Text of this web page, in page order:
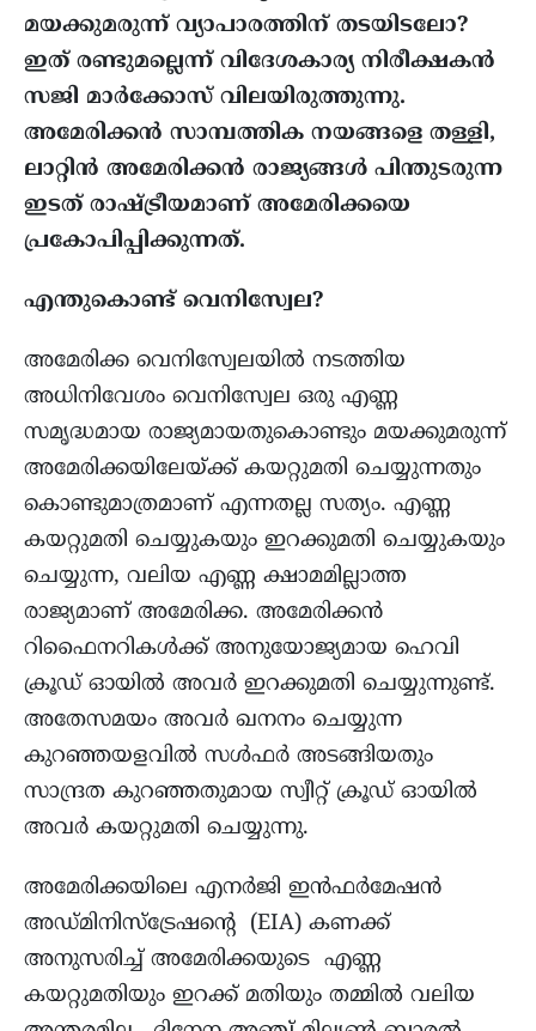
മയക്കുമരുന്ന് വ്യാപാരത്തിന് തടയിടലോ?
ഇത് രണ്ടുമല്ലെന്ന് വിദേശകാര്യ നിരീക്ഷകൻ
സജി മാർക്കോസ് വിലയിരുത്തുന്നു.
അമേരിക്കൻ സാമ്പത്തിക നയങ്ങളെ തള്ളി,
ലാറ്റിൻ അമേരിക്കൻ രാജ്യങ്ങൾ പിന്തുടരുന്ന
ഇടത് രാഷ്ട്രീയമാണ് അമേരിക്കയെ
പ്രകോപിപ്പിക്കുന്നത്.
എന്തുകൊണ്ട് വെനിസ്വേല?
അമേരിക്ക വെനിസ്വേലയിൽ നടത്തിയ
അധിനിവേശം വെനിസ്വേല ഒരു എണ്ണ
സമൃദ്ധമായ രാജ്യമായതുകൊണ്ടും മയക്കുമരുന്ന്
അമേരിക്കയിലേയ്ക്ക് കയറ്റുമതി ചെയ്യുന്നതും
കൊണ്ടുമാത്രമാണ് എന്നതല്ല സത്യം. എണ്ണ
കയറ്റുമതി ചെയ്യുകയും ഇറക്കുമതി ചെയ്യുകയും
ചെയ്യുന്ന, വലിയ എണ്ണ ക്ഷാമമില്ലാത്ത
രാജ്യമാണ് അമേരിക്ക. അമേരിക്കൻ
റിഫൈനറികൾക്ക് അനുയോജ്യമായ ഹെവി
ക്രൂഡ് ഓയിൽ അവർ ഇറക്കുമതി ചെയ്യുന്നുണ്ട്.
അതേസമയം അവർ ഖനനം ചെയ്യുന്ന
കുറഞ്ഞയളവിൽ സൾഫർ അടങ്ങിയതും
സാന്ദ്രത കുറഞ്ഞതുമായ സ്വീറ്റ് ക്രൂഡ് ഓയിൽ
അവർ കയറ്റുമതി ചെയ്യുന്നു.
അമേരിക്കയിലെ എനർജി ഇൻഫർമേഷൻ
അഡ്മിനിസ്‌ട്രേഷന്റെ (EIA) കണക്ക്
അനുസരിച്ച് അമേരിക്കയുടെ എണ്ണ
കയറ്റുമതിയും ഇറക്ക് മതിയും തമ്മിൽ വലിയ